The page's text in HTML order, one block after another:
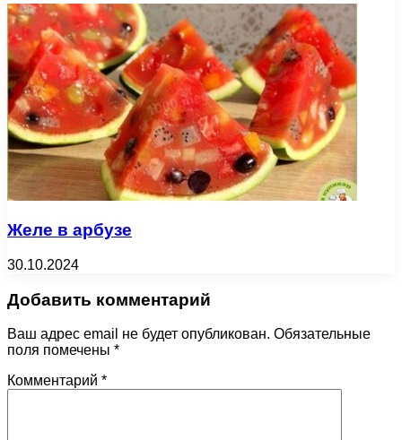
Желе в арбузе
30.10.2024
Добавить комментарий
Ваш адрес email не будет опубликован. Обязательные
поля помечены *
Комментарий *